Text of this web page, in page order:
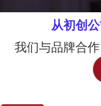
从初创
我们与品牌合